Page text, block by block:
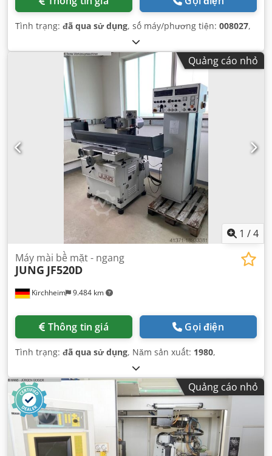
Tình trạng: đã qua sử dụng, số máy/phương tiện: 008027,
Quảng cáo nhỏ
1 /4
Kirchheim 9.484 km
Máy mài bề mặt - ngang
JUNG JF520D
Thông tin giá Gọi điện
Tình trạng: đã qua sử dụng, Năm sản xuất: 1980,
Quảng cáo nhỏ